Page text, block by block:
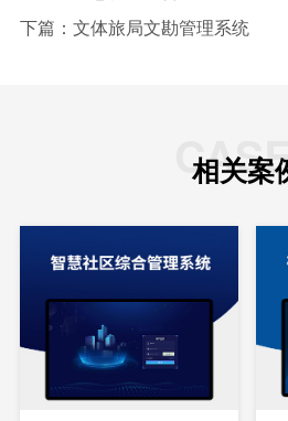
下篇： 文体旅局文勘管理系统
相关案